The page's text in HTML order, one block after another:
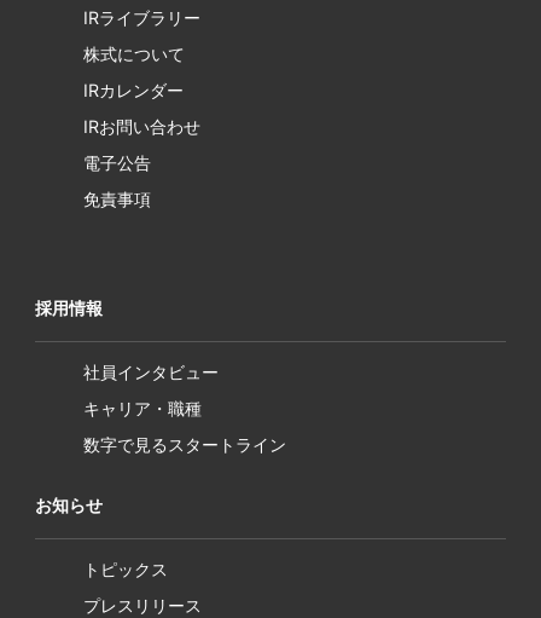
IRライブラリー
株式について
IRカレンダー
IRお問い合わせ
電子公告
免責事項
採用情報
社員インタビュー
キャリア・職種
数字で見るスタートライン
お知らせ
トピックス
プレスリリース